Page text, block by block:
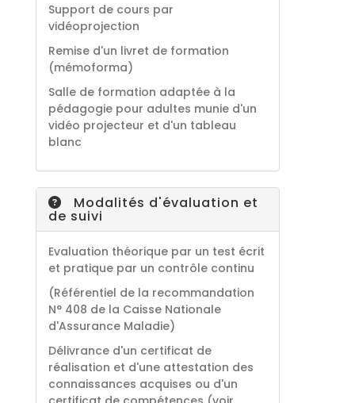
Support de cours par
vidéoprojection
Remise d'un livret de formation
(mémoforma)
Salle de formation adaptée à la
pédagogie pour adultes munie d'un
vidéo projecteur et d'un tableau
blanc
Modalités d'évaluation et
de suivi
Evaluation théorique par un test écrit
et pratique par un contrôle continu
(Référentiel de la recommandation
N° 408 de la Caisse Nationale
d'Assurance Maladie)
Délivrance d'un certificat de
réalisation et d'une attestation des
connaissances acquises ou d'un